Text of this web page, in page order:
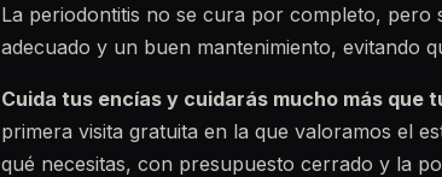
La periodontitis no se cura por completo,
adecuado y un buen mantenimiento, evitando
Cuida tus encías y cuidarás mucho más que
primera visita gratuita en la que valoramos el
qué necesitas, con presupuesto cerrado y la